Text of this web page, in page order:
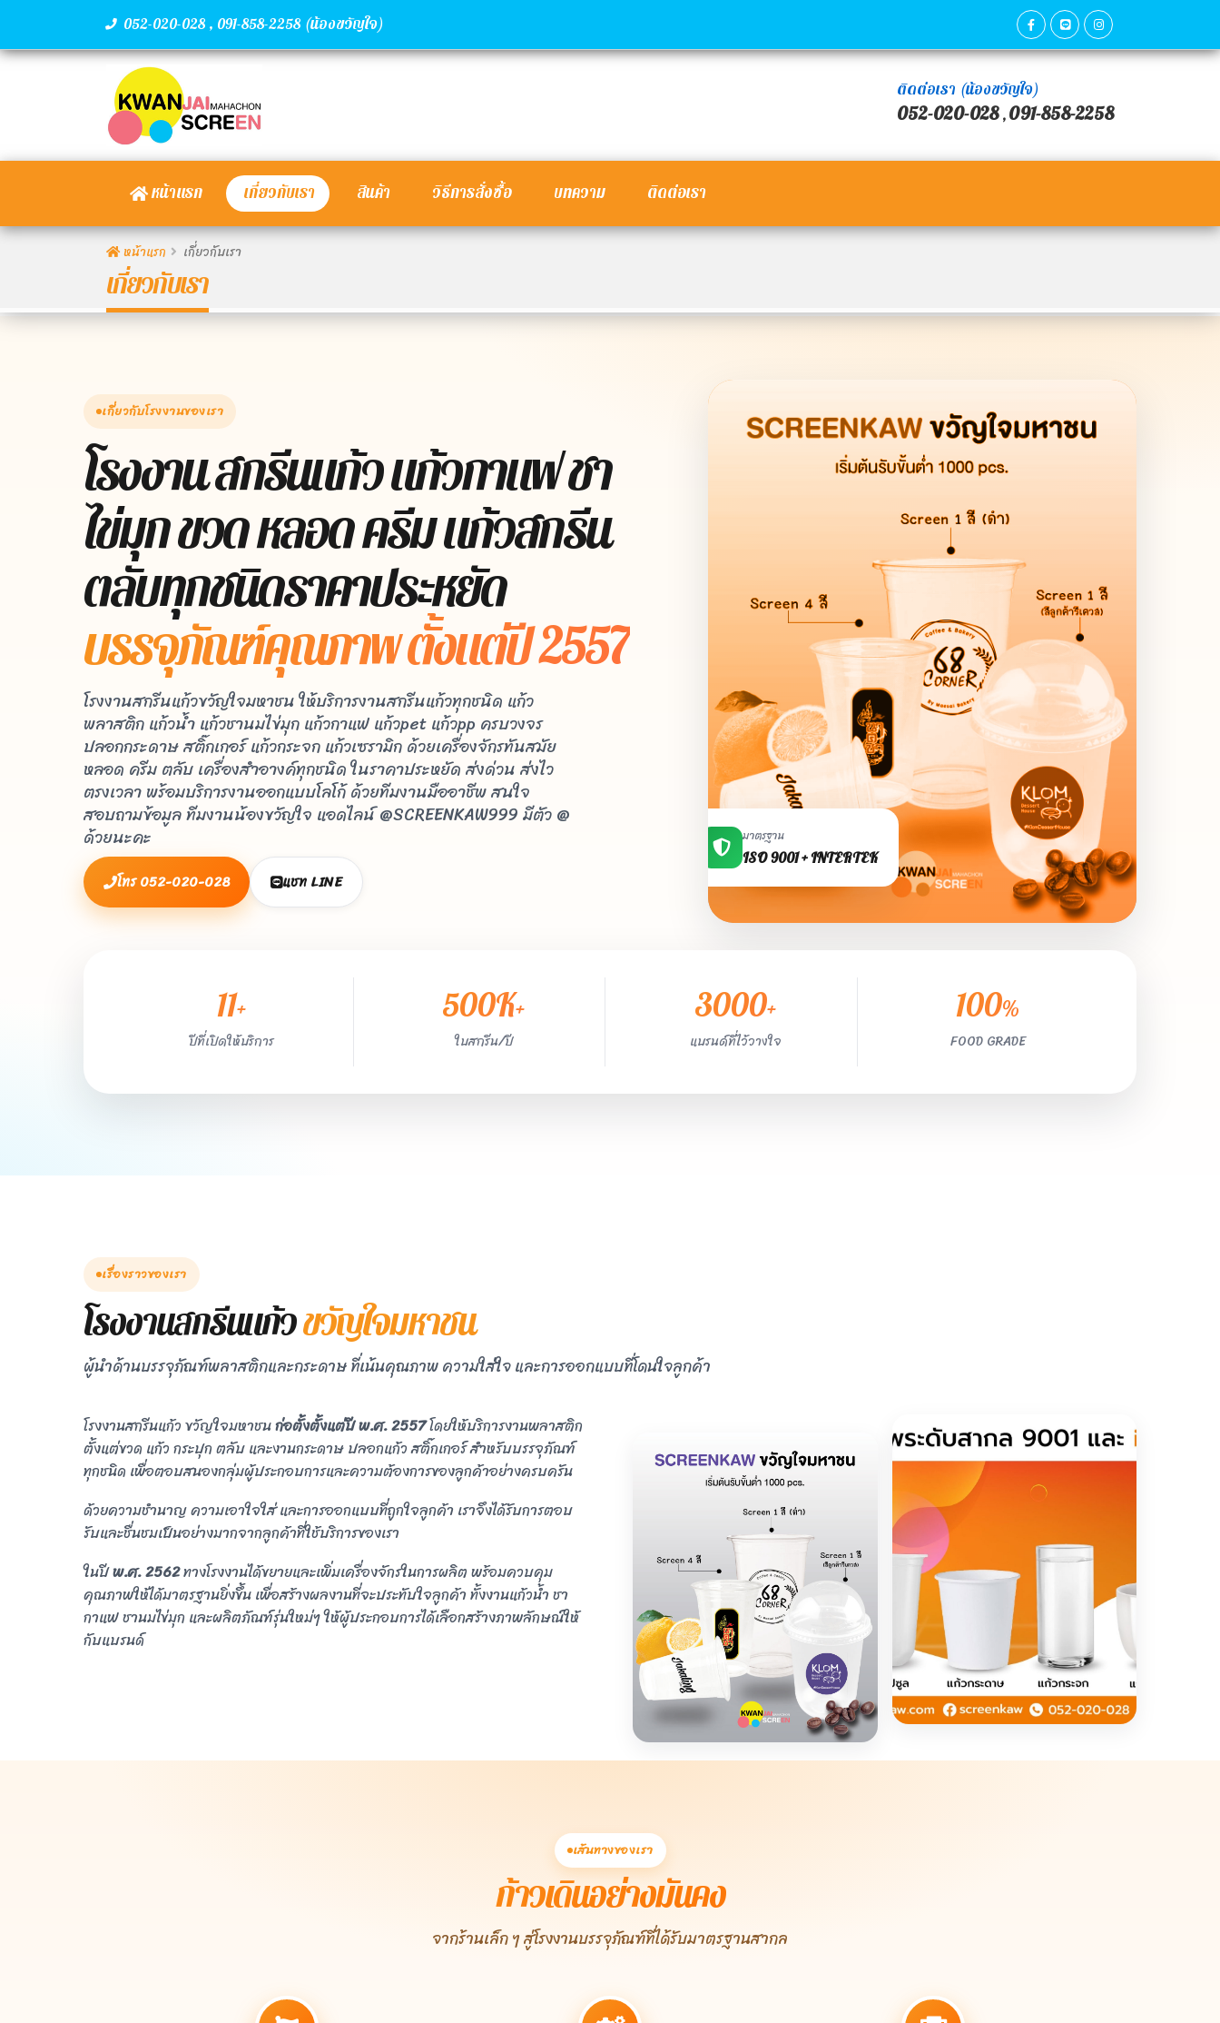
052-020-028 , 091-858-2258 (น้องขวัญใจ)
ติดต่อเรา (น้องขวัญใจ)
052-020-028,091-858-2258
หน้าแรก เกี่ยวกับเรา สินค้า วิธีการสั่งซื้อ บทความ ติดต่อเรา
หน้าแรก เกี่ยวกับเรา
เกี่ยวกับเรา
เกี่ยวกับโรงงานของเรา
โรงงาน สกรีนแก้ว แก้วกาแฟ ชา
ไข่มุก ขวด หลอด ครีม แก้วสกรีน
ตลับทุกชนิดราคาประหยัด
บรรจุภัณฑ์คุณภาพ ตั้งแต่ปี 2557
โรงงานสกรีนแก้วขวัญใจมหาชน ให้บริการงานสกรีนแก้วทุกชนิด แก้ว
พลาสติก แก้วน้ำ แก้วชานมไข่มุก แก้วกาแฟ แก้วpet แก้วpp ครบวงจร
ปลอกกระดาษ สติ๊กเกอร์ แก้วกระจก แก้วเซรามิก ด้วยเครื่องจักรทันสมัย
หลอด ครีม ตลับ เครื่องสำอางค์ทุกชนิด ในราคาประหยัด ส่งด่วน ส่งไว
ตรงเวลา พร้อมบริการงานออกแบบโลโก้ ด้วยทีมงานมืออาชีพ สนใจ
สอบถามข้อมูล ทีมงานน้องขวัญใจ แอดไลน์ @SCREENKAW999 มีตัว @
ด้วยนะคะ
โทร 052-020-028 แชท LINE
มาตรฐาน
ISO 9001 + INTERTEK
11+
ปีที่เปิดให้บริการ
500K+
ใบสกรีน/ปี
3000+
แบรนด์ที่ไว้วางใจ
100%
FOOD GRADE
เรื่องราวของเรา
โรงงานสกรีนแก้วขวัญใจมหาชน
ผู้นำด้านบรรจุภัณฑ์พลาสติกและกระดาษ ที่เน้นคุณภาพ ความใส่ใจ และการออกแบบที่โดนใจลูกค้า
โรงงานสกรีนแก้ว ขวัญใจมหาชนก่อตั้งตั้งแต่ปี พ.ศ. 2557โดยให้บริการงานพลาสติก
ตั้งแต่ขวด แก้ว กระปุก ตลับ และงานกระดาษ ปลอกแก้ว สติ๊กเกอร์ สำหรับบรรจุภัณฑ์
ทุกชนิด เพื่อตอบสนองกลุ่มผู้ประกอบการและความต้องการของลูกค้าอย่างครบครัน
ด้วยความชำนาญ ความเอาใจใส่ และการออกแบบที่ถูกใจลูกค้า เราจึงได้รับการตอบ
รับและชื่นชมเป็นอย่างมากจากลูกค้าที่ใช้บริการของเรา
ในปีพ.ศ. 2562ทางโรงงานได้ขยายและเพิ่มเครื่องจักรในการผลิต พร้อมควบคุม
คุณภาพให้ได้มาตรฐานยิ่งขึ้น เพื่อสร้างผลงานที่จะประทับใจลูกค้า ทั้งงานแก้วน้ำ ชา
กาแฟ ชานมไข่มุก และผลิตภัณฑ์รุ่นใหม่ๆ ให้ผู้ประกอบการได้เลือกสร้างภาพลักษณ์ให้
กับแบรนด์
เส้นทางของเรา
ก้าวเดินอย่างมั่นคง
จากร้านเล็ก ๆ สู่โรงงานบรรจุภัณฑ์ที่ได้รับมาตรฐานสากล